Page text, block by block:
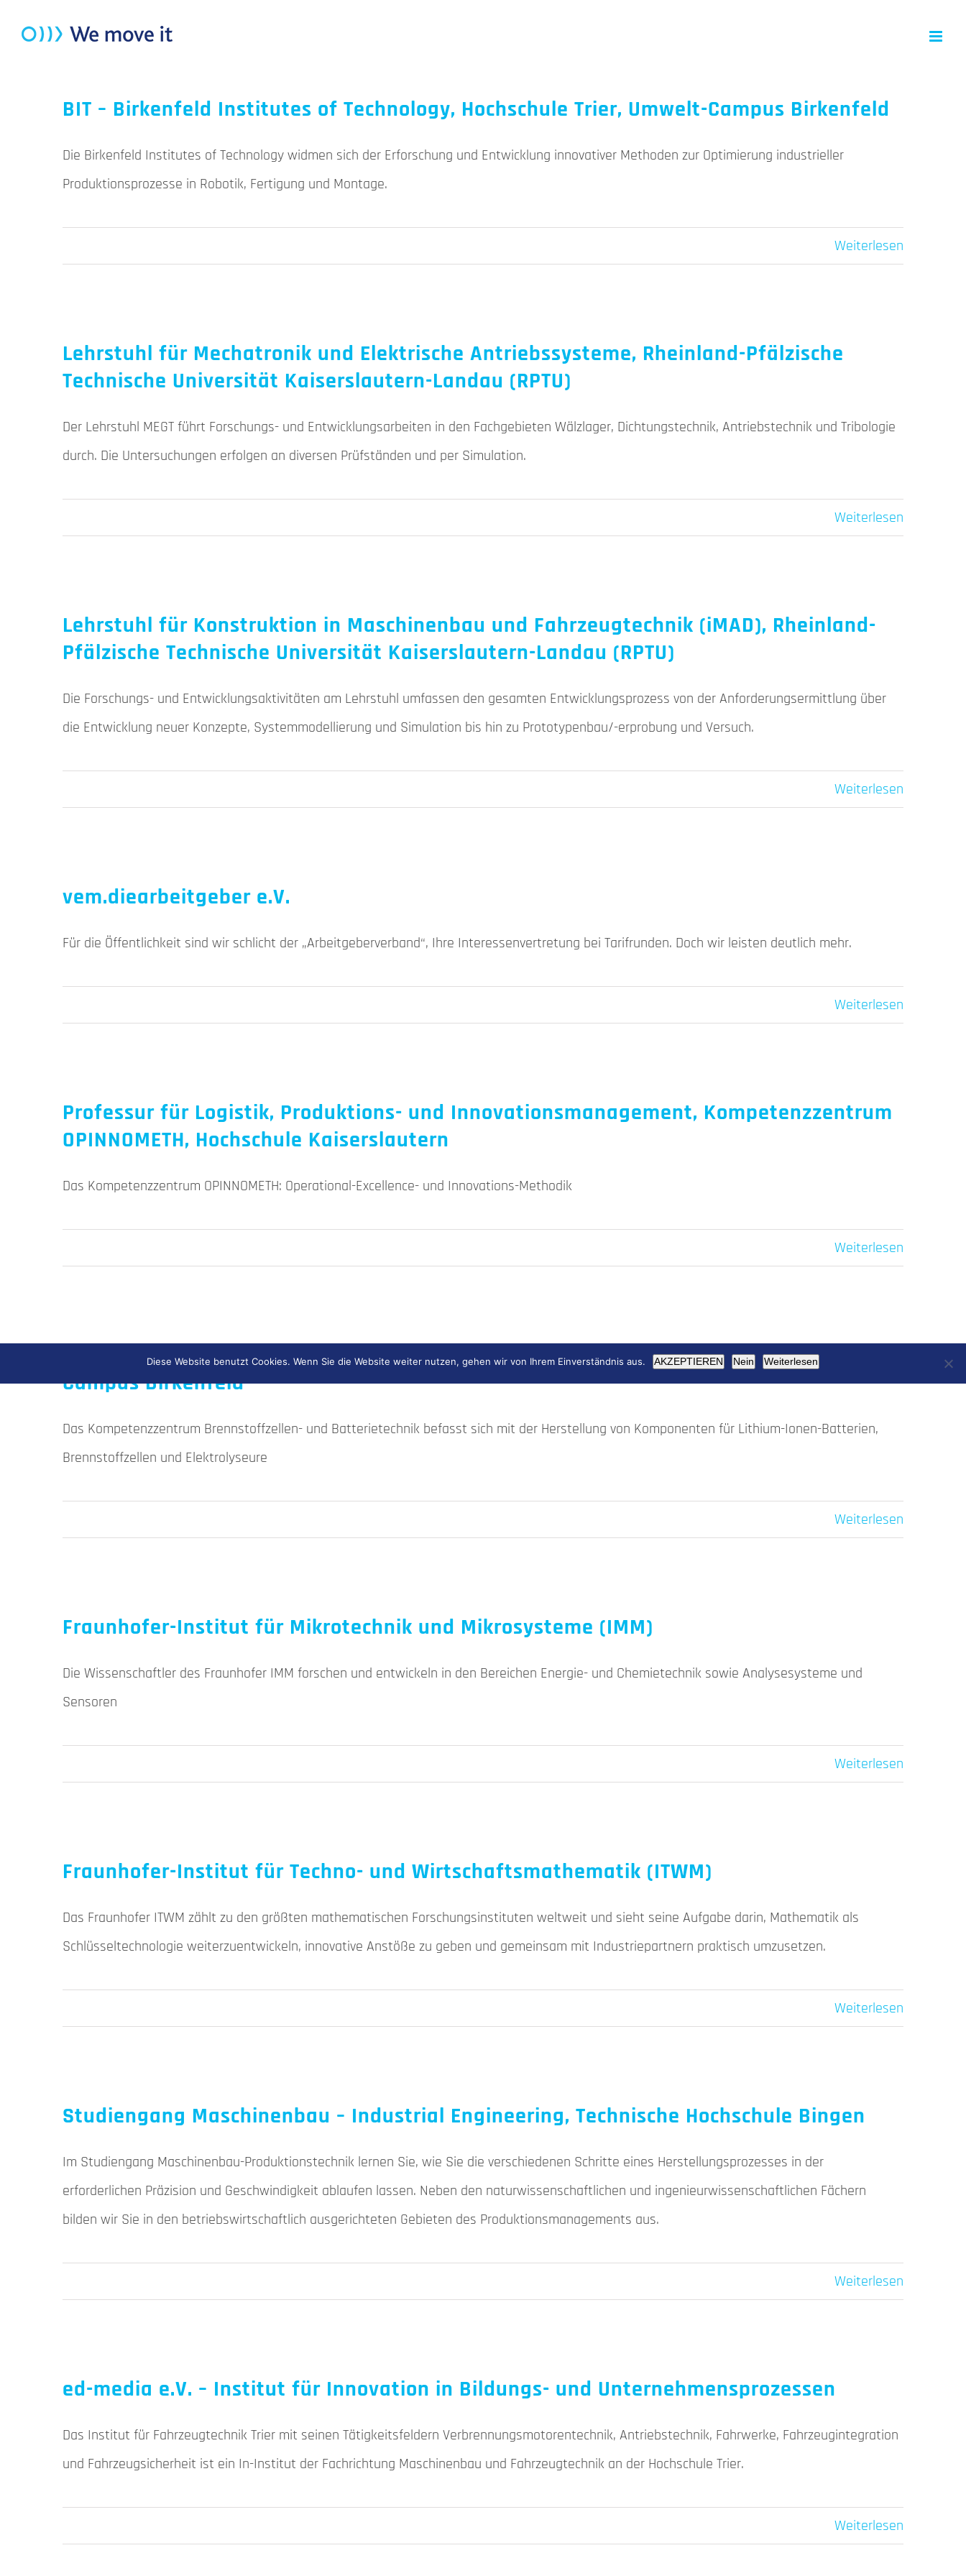
Inhalt
BIT – Birkenfeld Institutes of Technology, Hochschule Trier, Umwelt-Campus Birkenfeld
Die Birkenfeld Institutes of Technology widmen sich der Erforschung und Entwicklung innovativer Methoden zur Optimierung industrieller
Produktionsprozesse in Robotik, Fertigung und Montage.
Weiterlesen
Lehrstuhl für Mechatronik und Elektrische Antriebssysteme, Rheinland-Pfälzische
Technische Universität Kaiserslautern-Landau (RPTU)
Der Lehrstuhl MEGT führt Forschungs- und Entwicklungsarbeiten in den Fachgebieten Wälzlager, Dichtungstechnik, Antriebstechnik und Tribologie
durch. Die Untersuchungen erfolgen an diversen Prüfständen und per Simulation.
Weiterlesen
Lehrstuhl für Konstruktion in Maschinenbau und Fahrzeugtechnik (iMAD), Rheinland-
Pfälzische Technische Universität Kaiserslautern-Landau (RPTU)
Die Forschungs- und Entwicklungsaktivitäten am Lehrstuhl umfassen den gesamten Entwicklungsprozess von der Anforderungsermittlung über
die Entwicklung neuer Konzepte, Systemmodellierung und Simulation bis hin zu Prototypenbau/-erprobung und Versuch.
Weiterlesen
vem.diearbeitgeber e.V.
Für die Öffentlichkeit sind wir schlicht der „Arbeitgeberverband“, Ihre Interessenvertretung bei Tarifrunden. Doch wir leisten deutlich mehr.
Weiterlesen
Professur für Logistik, Produktions- und Innovationsmanagement, Kompetenzzentrum
OPINNOMETH, Hochschule Kaiserslautern
Das Kompetenzzentrum OPINNOMETH: Operational-Excellence- und Innovations-Methodik
Weiterlesen
Kompetenzzentrum Brennstoffzellen- und Batterietechnik, Hochschule Trier – Umwelt-
Campus Birkenfeld
Das Kompetenzzentrum Brennstoffzellen- und Batterietechnik befasst sich mit der Herstellung von Komponenten für Lithium-Ionen-Batterien,
Brennstoffzellen und Elektrolyseure
Weiterlesen
Fraunhofer-Institut für Mikrotechnik und Mikrosysteme (IMM)
Die Wissenschaftler des Fraunhofer IMM forschen und entwickeln in den Bereichen Energie- und Chemietechnik sowie Analysesysteme und
Sensoren
Weiterlesen
Fraunhofer-Institut für Techno- und Wirtschaftsmathematik (ITWM)
Das Fraunhofer ITWM zählt zu den größten mathematischen Forschungsinstituten weltweit und sieht seine Aufgabe darin, Mathematik als
Schlüsseltechnologie weiterzuentwickeln, innovative Anstöße zu geben und gemeinsam mit Industriepartnern praktisch umzusetzen.
Weiterlesen
Studiengang Maschinenbau – Industrial Engineering, Technische Hochschule Bingen
Im Studiengang Maschinenbau-Produktionstechnik lernen Sie, wie Sie die verschiedenen Schritte eines Herstellungsprozesses in der
erforderlichen Präzision und Geschwindigkeit ablaufen lassen. Neben den naturwissenschaftlichen und ingenieurwissenschaftlichen Fächern
bilden wir Sie in den betriebswirtschaftlich ausgerichteten Gebieten des Produktionsmanagements aus.
Weiterlesen
ed-media e.V. – Institut für Innovation in Bildungs- und Unternehmensprozessen
Das Institut für Fahrzeugtechnik Trier mit seinen Tätigkeitsfeldern Verbrennungsmotorentechnik, Antriebstechnik, Fahrwerke, Fahrzeugintegration
und Fahrzeugsicherheit ist ein In-Institut der Fachrichtung Maschinenbau und Fahrzeugtechnik an der Hochschule Trier.
Weiterlesen
Diese Website benutzt Cookies. Wenn Sie die Website weiter nutzen, gehen wir von Ihrem Einverständnis aus. AKZEPTIEREN Nein Weiterlesen